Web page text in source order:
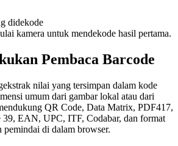
didekode
kamera untuk mendekode hasil pertama.
Pembaca Barcode
nilai yang tersimpan dalam kode
umum dari gambar lokal atau dari
QR Code, Data Matrix, PDF417,
39, EAN, UPC, ITF, Codabar, dan format
di dalam browser.